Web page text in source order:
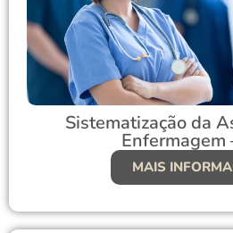
Sistematização da
Enfermagem
MAIS